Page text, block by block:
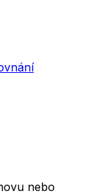
nebo